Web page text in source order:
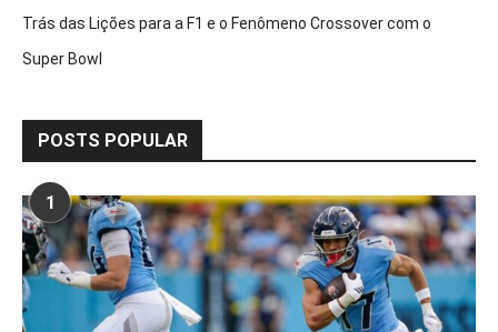
Trás das Lições para a F1 e o Fenômeno Crossover com o
Super Bowl
POSTS POPULAR
1